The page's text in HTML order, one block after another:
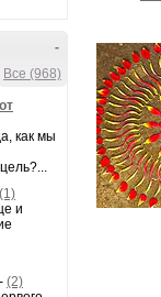
-
Все (968)
как мы
(1)
и
- (2)